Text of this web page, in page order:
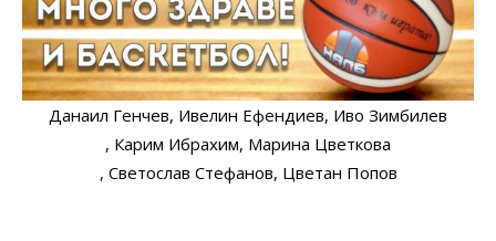
Данаил Генчев, Ивелин Ефендиев, Иво Зимбилев
, Карим Ибрахим, Марина Цветкова
, Светослав Стефанов, Цветан Попов